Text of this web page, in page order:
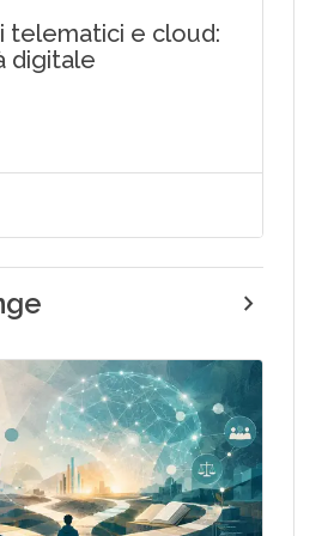
telematici e cloud:
digitale